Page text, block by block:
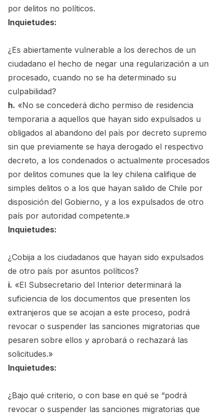
por delitos no políticos.
Inquietudes:
¿Es abiertamente vulnerable a los derechos de un
ciudadano el hecho de negar una regularización a un
procesado, cuando no se ha determinado su
culpabilidad?
h. «No se concederá dicho permiso de residencia
temporaria a aquellos que hayan sido expulsados u
obligados al abandono del país por decreto supremo
sin que previamente se haya derogado el respectivo
decreto, a los condenados o actualmente procesados
por delitos comunes que la ley chilena califique de
simples delitos o a los que hayan salido de Chile por
disposición del Gobierno, y a los expulsados de otro
país por autoridad competente.»
Inquietudes:
¿Cobija a los ciudadanos que hayan sido expulsados
de otro país por asuntos políticos?
i. «El Subsecretario del Interior determinará la
suficiencia de los documentos que presenten los
extranjeros que se acojan a este proceso, podrá
revocar o suspender las sanciones migratorias que
pesaren sobre ellos y aprobará o rechazará las
solicitudes.»
Inquietudes:
¿Bajo qué criterio, o con base en qué se “podrá
revocar o suspender las sanciones migratorias que